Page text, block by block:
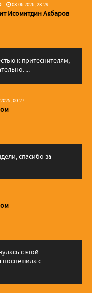
03.06.2026, 23:29
Исомитдин Акбаров
к притеснителям,
...
00:27
спасибо за
с этой
с